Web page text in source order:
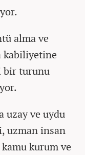
alma ve
kabiliyetine
bir turunu
uzay ve uydu
uzman insan
kurum ve